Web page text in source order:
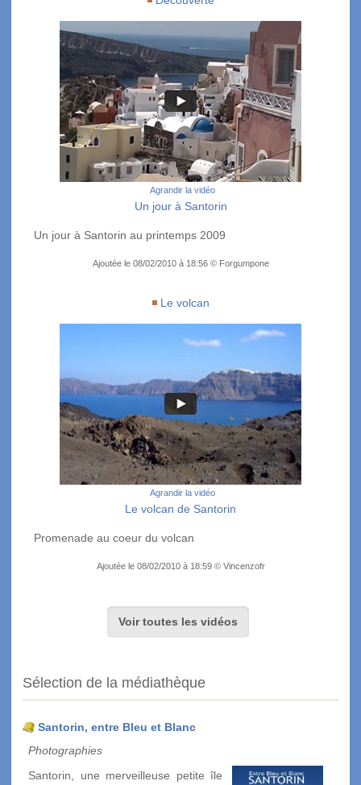
Agrandir la vidéo
Un jour à Santorin
Un jour à Santorin au printemps 2009
Ajoutée le 08/02/2010 à 18:56 © Forgumpone
Le volcan
Agrandir la vidéo
Le volcan de Santorin
Promenade au coeur du volcan
Ajoutée le 08/02/2010 à 18:59 © Vincenzofr
Voir toutes les vidéos
Sélection de la médiathèque
Santorin, entre Bleu et Blanc
Photographies
Santorin, une merveilleuse petite île